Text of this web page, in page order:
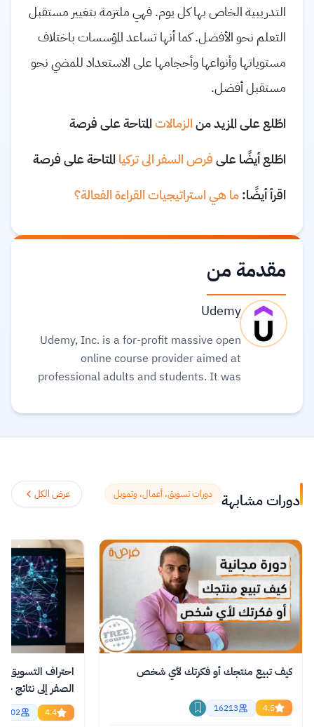
التدريبية الخاص بها كل يوم. فهي ملتزمة بتغيير مستقبل
التعلم نحو الأفضل. كما أنها تساعد المؤسسات باختلاف
مستوياتها وأنواعها وأحجامها على الاستعداد للمضي نحو
مستقبل أفضل.
اطّلع على المزيد منالزمالاتالمتاحة على فرصة
اطّلع أيضًا علىفرص السفر الى تركيا المتاحة على فرصة
اقرأ أيضًا:ما هي استراتيجيات القراءة الفعالة؟
مقدمة من
Udemy
Udemy, Inc. is a for-profit massive open
online course provider aimed at
professional adults and students. It was
community and course catalog get bigger
prepare for the path ahead.
اقرأ المزيد.
دورات مشابهة دورات تسويق، أعمال، وتمويل عرض الكل
كيف تبيع منتجك أو فكرتك لأي شخص
4.5
16213
احتراف التسويق
الصفر إلى نتائج
اونلاين
4.4
2902